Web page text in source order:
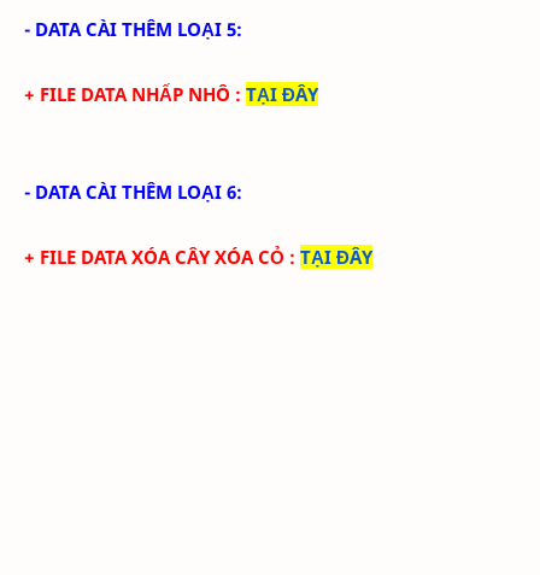
- DATA CÀI THÊM LOẠI 5:
+ FILE DATA NHẤP NHÔ : TẠI ĐÂY
- DATA CÀI THÊM LOẠI 6:
+ FILE DATA XÓA CÂY XÓA CỎ : TẠI ĐÂY